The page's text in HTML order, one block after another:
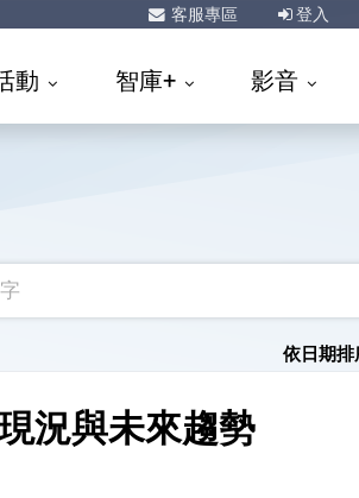
客服專區 登入
動 智庫+ 影音
依日期排
況與未來趨勢